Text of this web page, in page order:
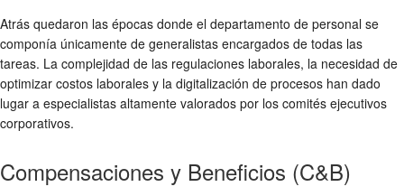
Atrás quedaron las épocas donde el departamento de personal se
componía únicamente de generalistas encargados de todas las
tareas. La complejidad de las regulaciones laborales, la necesidad de
optimizar costos laborales y la digitalización de procesos han dado
lugar a especialistas altamente valorados por los comités ejecutivos
corporativos.
Compensaciones y Beneficios (C&B)